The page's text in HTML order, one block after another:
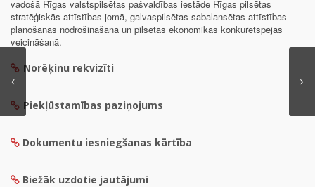
vadošā Rīgas valstspilsētas pašvaldības iestāde Rīgas pilsētas
stratēģiskās attīstības jomā, galvaspilsētas sabalansētas attīstības
plānošanas nodrošināšanā un pilsētas ekonomikas konkurētspējas
veicināšanā.
Norēķinu rekvizīti
Piekļūstamības paziņojums
Dokumentu iesniegšanas kārtība
Biežāk uzdotie jautājumi